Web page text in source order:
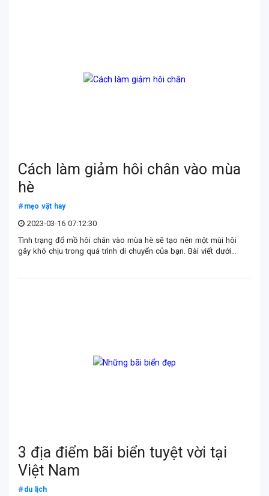
Cách làm giảm hôi chân vào mùa
hè
mẹo vặt hay
2023-03-16 07:12:30
Tình trạng đổ mồ hôi chân vào mùa hè sẽ tạo nên một mùi hôi
gây khó chịu trong quá trình di chuyển của bạn. Bài viết dưới
3 địa điểm bãi biển tuyệt vời tại
Việt Nam
du lịch